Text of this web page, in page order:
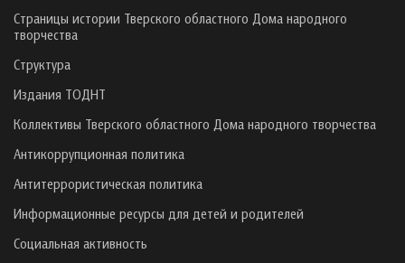
Страницы истории Тверского областного Дома народного
творчества
Структура
Издания ТОДНТ
Коллективы Тверского областного Дома народного творчества
Антикоррупционная политика
Антитеррористическая политика
Информационные ресурсы для детей и родителей
Социальная активность